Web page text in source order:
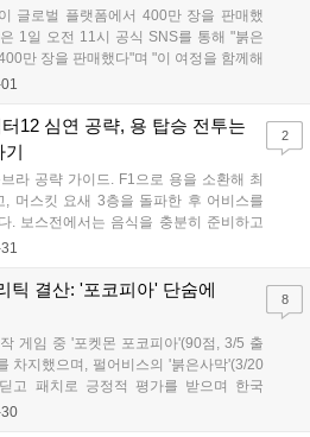
글로벌 플랫폼에서 400만 장을 판매했
1일 오전 11시 공식 SNS를 통해 "붉은
만 장을 판매했다"며 "이 여정을 함께해
께 진심으로 감사드린다"고 전했다. "여
날 200...
12 심연 공략, 용 탑승 전투는
기
라 공략 가이드. F1으로 용을 소환해 최
, 머스킷 요새 3층을 돌파한 후 어비스를
. 보스전에서는 음식을 충분히 준비하고
로 멀리서 공격해 그로기 게이지를 쌓은
2
틱 결산: '포코피아' 단숨에
게임 중 '포켓몬 포코피아'(90점, 3/5 출
차지했으며, 펄어비스의 '붉은사막'(3/20
고 패치로 긍정적 평가를 받으며 한국
었다....
8